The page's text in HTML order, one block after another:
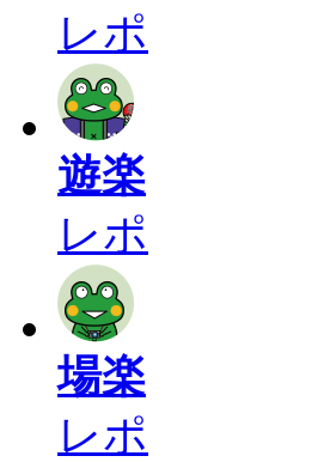
レポ
遊楽
レポ
場楽
レポ